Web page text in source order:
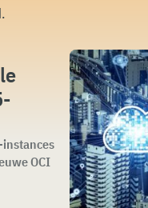
.
instances
OCI